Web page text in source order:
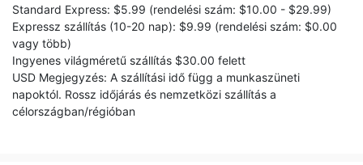
Standard Express: $5.99 (rendelési szám: $10.00 - $29.99)
Expressz szállítás (10-20 nap): $9.99 (rendelési szám: $0.00
vagy több)
Ingyenes világméretű szállítás $30.00 felett
USD Megjegyzés: A szállítási idő függ a munkaszüneti
napoktól. Rossz időjárás és nemzetközi szállítás a
célországban/régióban